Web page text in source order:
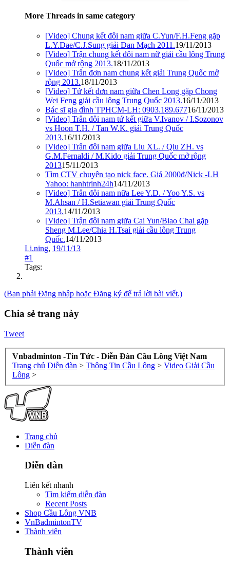
More Threads in same category
[Video] Chung kết đôi nam giữa C.Yun/F.H.Feng gặp
L.Y.Dae/C.J.Sung giải Đan Mạch 2011.19/11/2013
[Video] Trận chung kết đôi nam nữ giải cầu lông Trung
Quốc mở rộng 2013.18/11/2013
[Video] Trân đơn nam chung kết giải Trung Quốc mở
rộng 2013.18/11/2013
[Video] Tứ kết đơn nam giữa Chen Long gặp Chong
Wei Feng giải cầu lông Trung Quốc 2013.16/11/2013
Bác sĩ gia đình TPHCM-LH: 0903.189.67716/11/2013
[Video] Trân đôi nam tứ kết giữa V.Ivanov / I.Sozonov
vs Hoon T.H. / Tan W.K. giải Trung Quốc
2013.16/11/2013
[Video] Trân đôi nam giữa Liu XL. / Qiu ZH. vs
G.M.Fernaldi / M.Kido giải Trung Quốc mở rộng
201315/11/2013
Tìm CTV chuyên tạo nick face. Giá 2000đ/Nick -LH
Yahoo: hanhtrinh24h14/11/2013
[Video] Trân đôi nam nữa Lee Y.D. / Yoo Y.S. vs
M.Ahsan / H.Setiawan giải Trung Quốc
2013.14/11/2013
[Video] Trận đôi nam giữa Cai Yun/Biao Chai gặp
Sheng M.Lee/Chia H.Tsai giải cầu lông Trung
Quốc.14/11/2013
Li.ning, 19/11/13
#1
Tags:
(Bạn phải Đăng nhập hoặc Đăng ký để trả lời bài viết.)
Chia sẻ trang này
Tweet
Vnbadminton -Tin Tức - Diễn Đàn Cầu Lông Việt Nam
Trang chủ Diễn đàn > Thông Tin Cầu Lông > Video Giải Cầu
Lông >
Trang chủ
Diễn đàn
Diễn đàn
Liên kết nhanh
Tìm kiếm diễn đàn
Recent Posts
Shop Cầu Lông VNB
VnBadmintonTV
Thành viên
Thành viên